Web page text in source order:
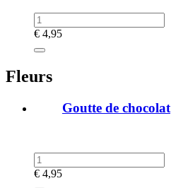
€ 4,95
Fleurs
Goutte de chocolat
€ 4,95